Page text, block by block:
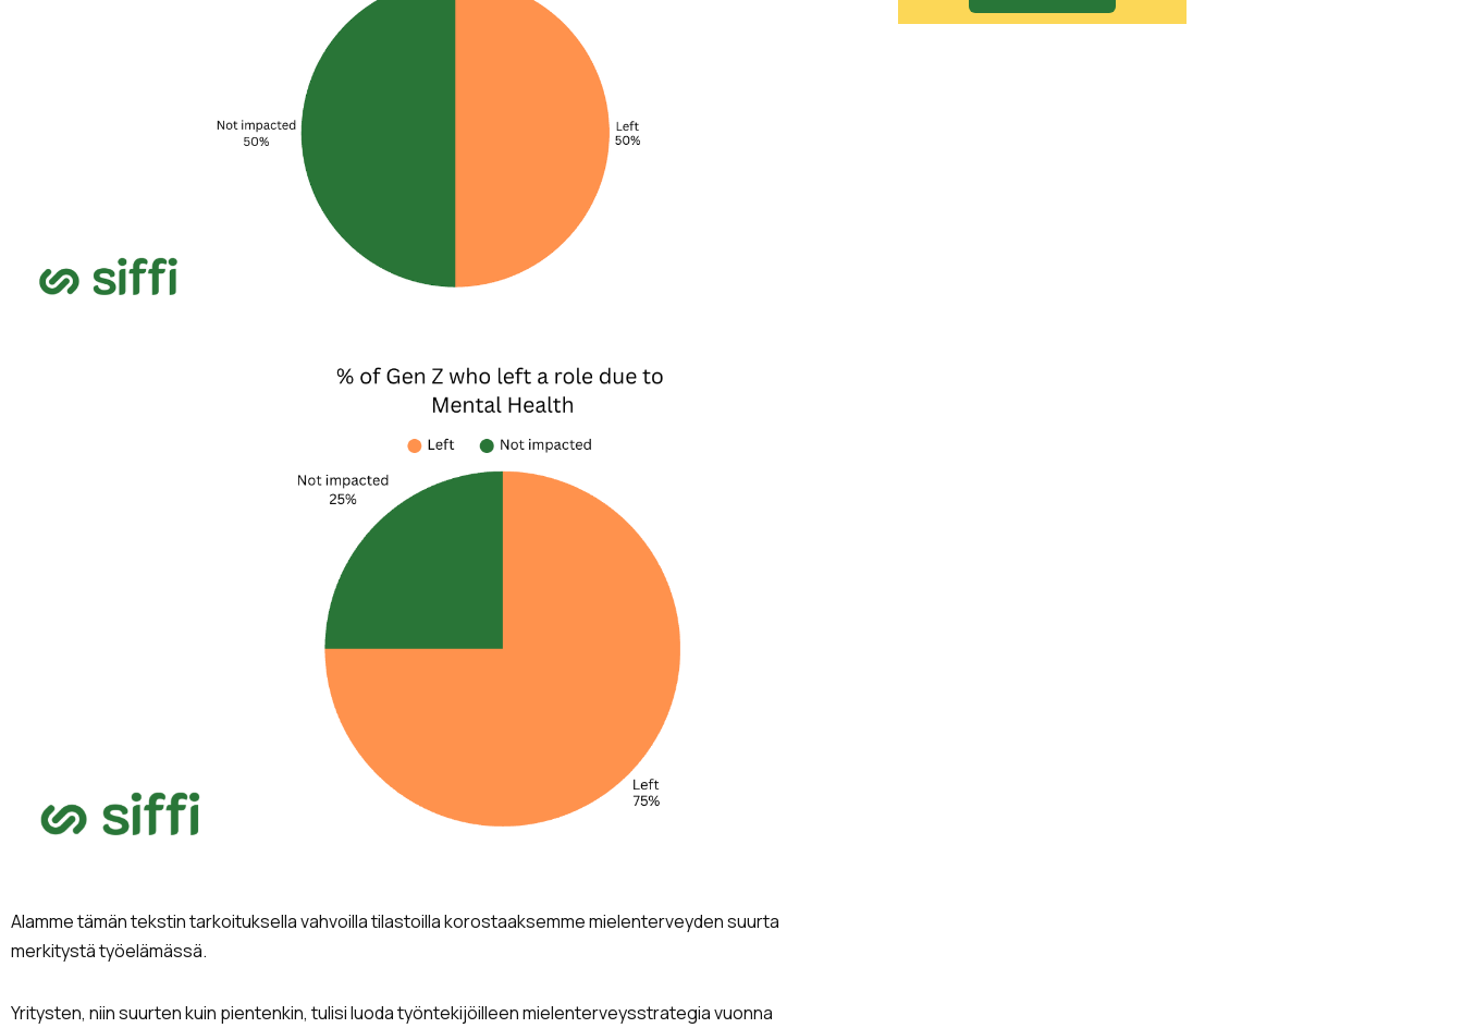
Alamme tämän tekstin tarkoituksella vahvoilla tilastoilla korostaaksemme mielenterveyden suurta
merkitystä työelämässä.
Yritysten, niin suurten kuin pientenkin, tulisi luoda työntekijöilleen mielenterveysstrategia vuonna